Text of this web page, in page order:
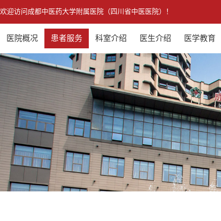
欢迎访问成都中医药大学附属医院（四川省中医医院）！
医院概况 患者服务 科室介绍 医生介绍 医学教育